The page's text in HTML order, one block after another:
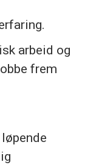
arbeid og
frem